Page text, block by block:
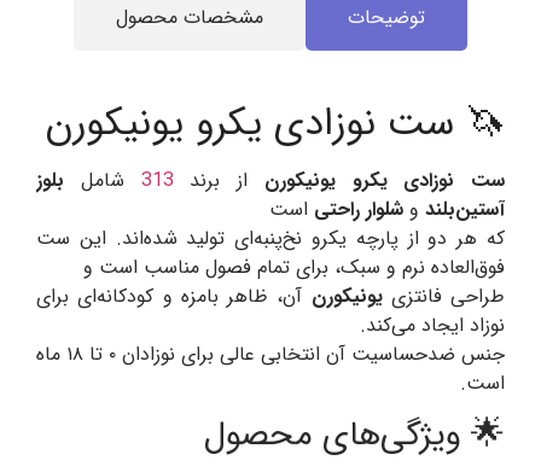
توضیحات مشخصات محصول
🦄 ست نوزادی یکرو یونیکورن
ست نوزادی یکرو یونیکورن از برند 313 شامل بلوز
آستین‌بلند و شلوار راحتی است
که هر دو از پارچه یکرو نخ‌پنبه‌ای تولید شده‌اند. این ست
فوق‌العاده نرم و سبک، برای تمام فصول مناسب است و
طراحی فانتزییونیکورن آن، ظاهر بامزه و کودکانه‌ای برای
نوزاد ایجاد می‌کند.
جنس ضدحساسیت آن انتخابی عالی برای نوزادان ۰ تا ۱۸ ماه
است.
🌟 ویژگی‌های محصول